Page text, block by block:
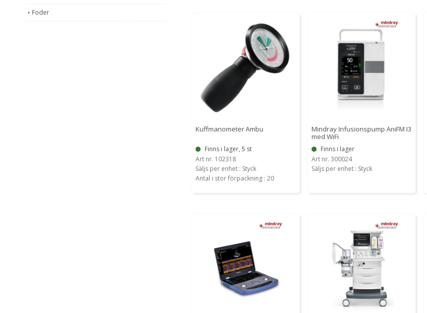
Foder
Kuffmanometer Ambu
Finns i lager, 5 st
Art nr. 102318
Säljs per enhet : Styck
Antal i stor förpackning : 20
Mindray Infusionspump AniFM I3
med WiFi
Finns i lager
Art nr. 300024
Säljs per enhet : Styck